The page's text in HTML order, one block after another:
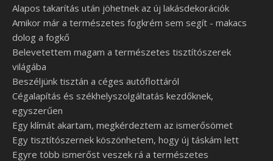
Alapos takarítás után jöhetnek az új lakásdekorációk
Amikor már a természetes fogkrém sem segít - makacs
dolog a fogkő
Belevetettem magam a természetes tisztítószerek
világába
Beszéljünk tisztán a céges autóflottáról
Cégalapítás és székhelyszolgáltatás kezdőknek,
egyszerűen
Egy klímát akartam, megkérdeztem az ismerősömet
Egy tisztítószernek köszönhetem, hogy új táskám lett
Egyre több ismerőst veszek rá a természetes